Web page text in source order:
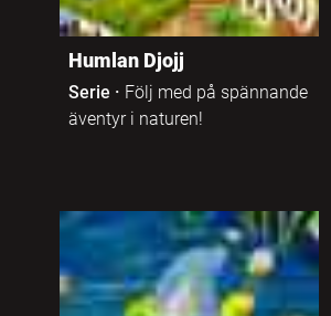
Grundskola 7-9
Anpassad
grundskola 1-3
Anpassad
grundskola 7-9
Humlan Djojj
Serie · Följ med på spännande
äventyr i naturen!